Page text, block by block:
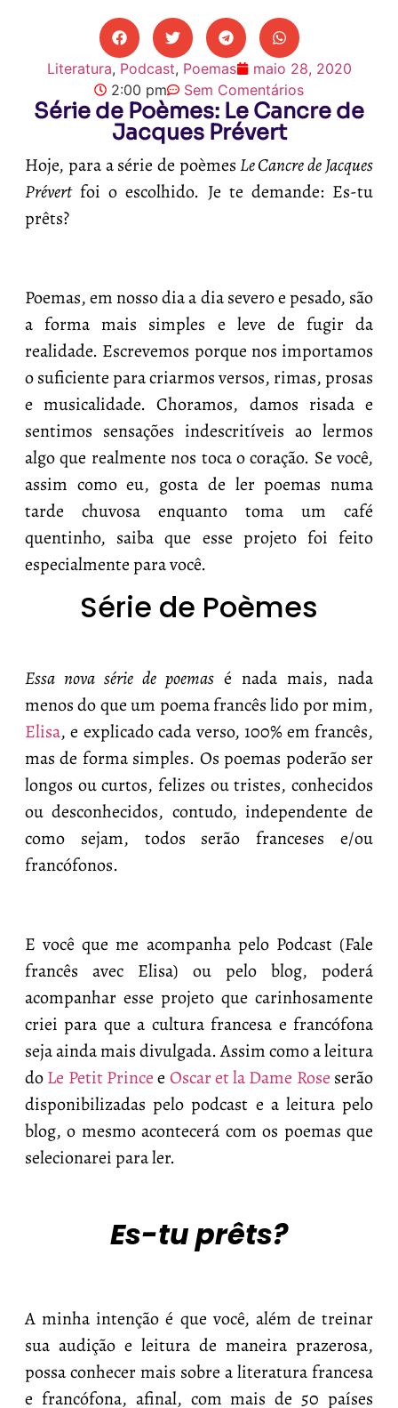
Literatura, Podcast, Poemas
maio 28, 2020
2:00 pm
Sem Comentários
Série de Poèmes: Le Cancre de
Jacques Prévert
Hoje, para a série de poèmes Le Cancre de Jacques
Prévertfoi o escolhido. Je te demande: Es-tu
prêts?
Poemas, em nosso dia a dia severo e pesado, são
a forma mais simples e leve de fugir da
realidade. Escrevemos porque nos importamos
o suficiente para criarmos versos, rimas, prosas
e musicalidade. Choramos, damos risada e
sentimos sensações indescritíveis ao lermos
algo que realmente nos toca o coração. Se você,
assim como eu, gosta de ler poemas numa
tarde chuvosa enquanto toma um café
quentinho, saiba que esse projeto foi feito
especialmente para você.
Série de Poèmes
Essa nova série de poemas é nada mais, nada
menos do que um poema francês lido por mim,
Elisa, e explicado cada verso, 100% em francês,
mas de forma simples. Os poemas poderão ser
longos ou curtos, felizes ou tristes, conhecidos
ou desconhecidos, contudo, independente de
como sejam, todos serão franceses e/ou
francófonos.
E você que me acompanha pelo Podcast (Fale
francês avec Elisa) ou pelo blog, poderá
acompanhar esse projeto que carinhosamente
criei para que a cultura francesa e francófona
seja ainda mais divulgada. Assim como a leitura
doLe Petit Princee Oscar et la Dame Rose serão
disponibilizadas pelo podcast e a leitura pelo
blog, o mesmo acontecerá com os poemas que
selecionarei para ler.
Es-tu prêts?
A minha intenção é que você, além de treinar
sua audição e leitura de maneira prazerosa,
possa conhecer mais sobre a literatura francesa
e francófona, afinal, com mais de 50 países